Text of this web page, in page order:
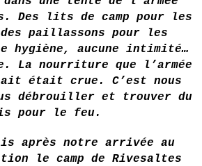
Des lits de camp pour les
paillassons pour les
hygiène, aucune intimité…
La nourriture que l’armée
était crue. C’est nous
débrouiller et trouver du
pour le feu.
après notre arrivée au
le camp de Rivesaltes